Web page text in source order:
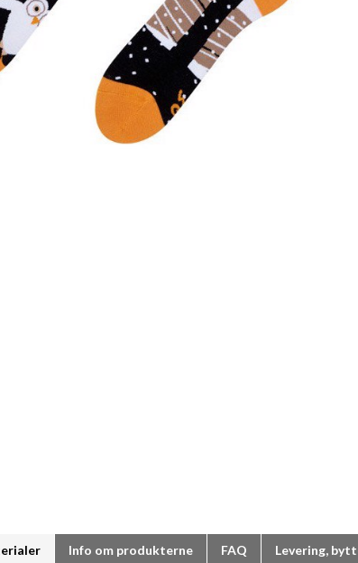
Info om produkterne FAQ Levering,